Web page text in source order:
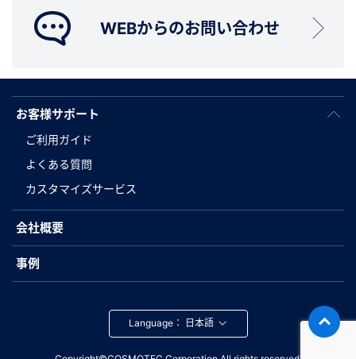
WEBからのお問い合わせ
お客様サポート
ご利用ガイド
よくある質問
カスタマイズサービス
会社概要
事例
Language：